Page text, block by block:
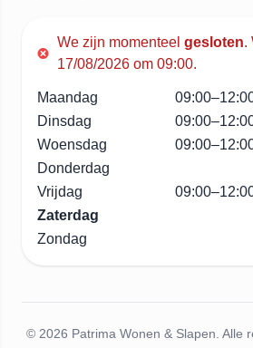
We zijn momenteelgesloten.
17/08/2026 om 09:00.
Maandag
Dinsdag
Woensdag
Donderdag
Vrijdag
Zaterdag
Zondag
© 2026 Patrima Wonen & Slapen. Alle